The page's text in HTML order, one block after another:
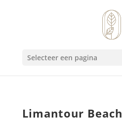
Selecteer een pagina
Limantour Beach